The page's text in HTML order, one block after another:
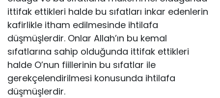
ittifak ettikleri halde bu sıfatları inkar eden­lerin
kafirlikle itham edilmesinde ihtilafa
düşmüşlerdir. Onlar Allah’ın bu kemal
sıfatlarına sahip olduğunda ittifak ettikleri
halde O’nun fiillerinin bu sıfatlar ile
gerekçelendirilmesi konusunda ihtilafa
düşmüşlerdir.